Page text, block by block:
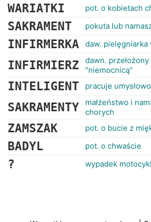
WARIATKI pot. o kobietach
SAKRAMENT pokuta lub
INFIRMERKA daw.
INFIRMIERZ
dawn.
"niemocnicą"
INTELIGENT pracuje umysłowo
SAKRAMENTY
małżeństwo i
chorych
ZAMSZAK pot. o bucie z
BADYL pot. o chwaście
? wypadek